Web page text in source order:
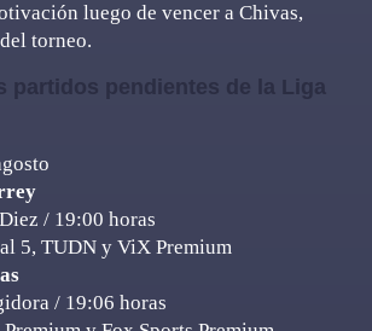
luego de vencer a Chivas,
torneo.
partidos pendientes de la Liga
/ 19:00 horas
5, TUDN y ViX Premium
/ 19:06 horas